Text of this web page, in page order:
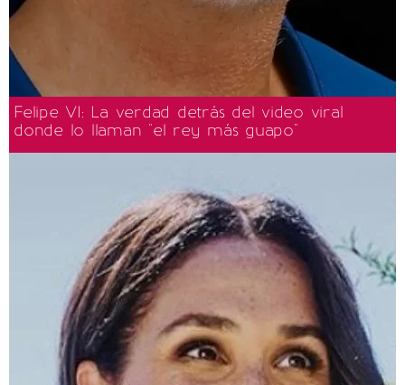
Felipe VI: La verdad detrás del video viral
donde lo llaman "el rey más guapo"